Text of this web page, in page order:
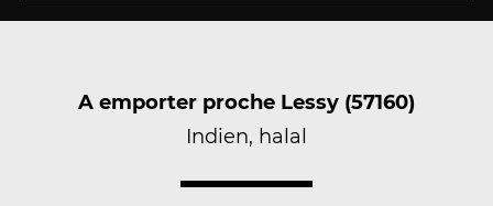
A emporter proche Lessy (57160)
Indien, halal